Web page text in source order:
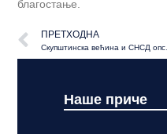
благостање.
ПРЕТХОДНА
Наше приче